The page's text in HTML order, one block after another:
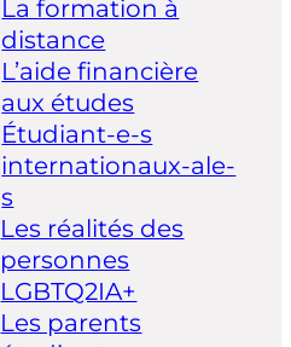
La formation à
distance
L’aide financière
aux études
Étudiant-e-s
internationaux-ale-
s
Les réalités des
personnes
LGBTQ2IA+
Les parents